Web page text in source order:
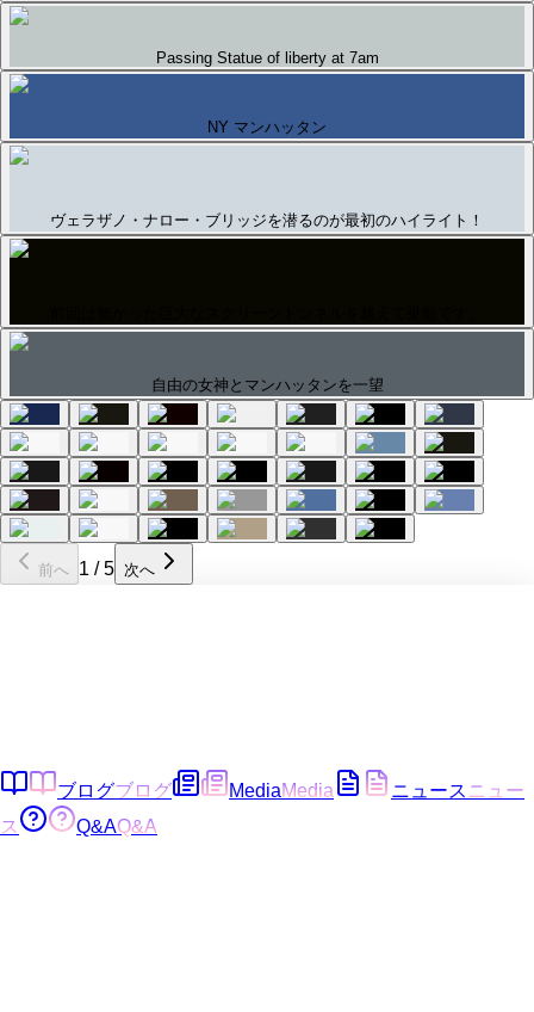
Passing Statue of liberty at 7am
NY マンハッタン
ヴェラザノ・ナロー・ブリッジを潜るのが最初のハイライト！
自由の女神とマンハッタンを一望
前へ 1 /5 次へ
ブログブログ MediaMedia ニュース ニュー
ス
Q&AQ&A